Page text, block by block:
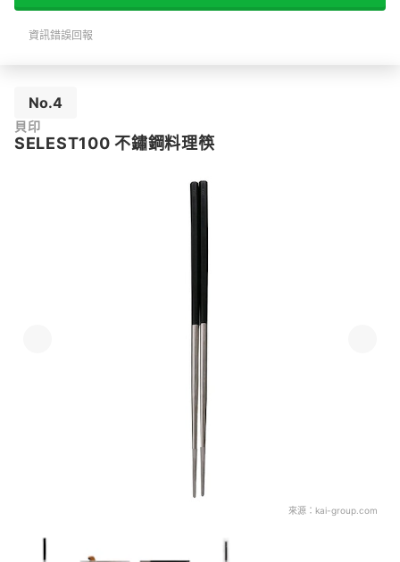
資訊錯誤回報
No.4
貝印
SELEST100 不鏽鋼料理筷
來源： kai-group.com